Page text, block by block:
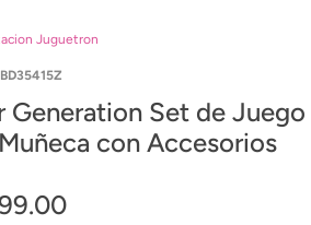
Juguetron
Generation Set de
con Accesorios
.00